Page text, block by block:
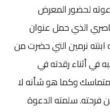
لحضور المعرض
الذي حمل عنوان
ابنته نرمين التي حضرت من
في أثناء رقدته في
وكما هو شأنه لا
فرحته. سلمته الدعوة